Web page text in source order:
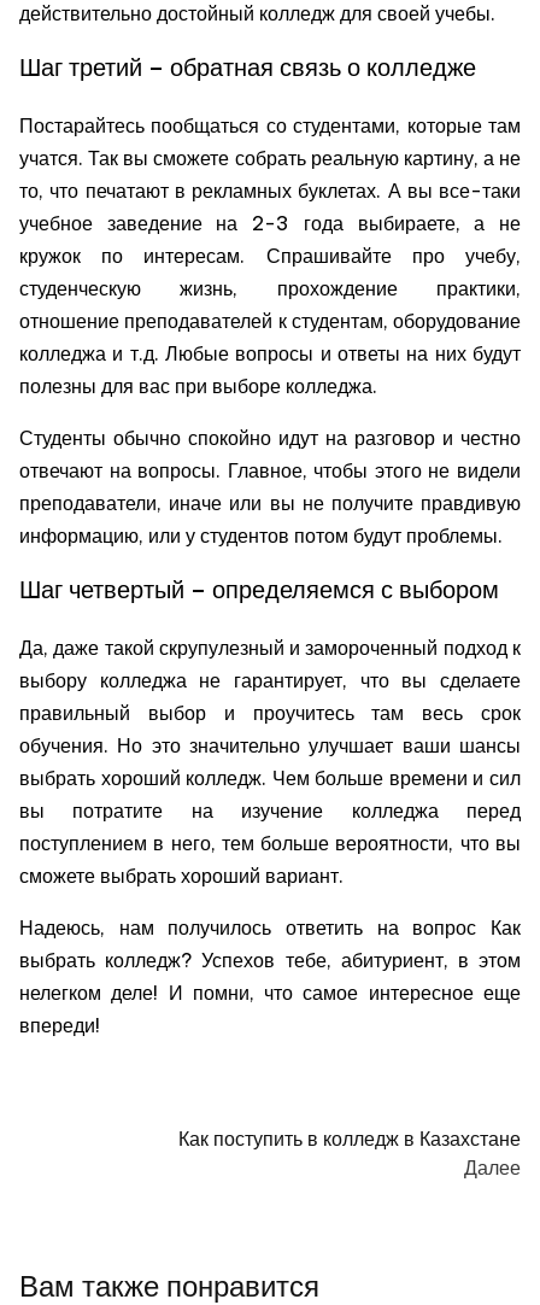
действительно достойный колледж для своей учебы.
Шаг третий – обратная связь о колледже
Постарайтесь пообщаться со студентами, которые там
учатся. Так вы сможете собрать реальную картину, а не
то, что печатают в рекламных буклетах. А вы все-таки
учебное заведение на 2-3 года выбираете, а не
кружок по интересам. Спрашивайте про учебу,
студенческую жизнь, прохождение практики,
отношение преподавателей к студентам, оборудование
колледжа и т.д. Любые вопросы и ответы на них будут
полезны для вас при выборе колледжа.
Студенты обычно спокойно идут на разговор и честно
отвечают на вопросы. Главное, чтобы этого не видели
преподаватели, иначе или вы не получите правдивую
информацию, или у студентов потом будут проблемы.
Шаг четвертый – определяемся с выбором
Да, даже такой скрупулезный и замороченный подход к
выбору колледжа не гарантирует, что вы сделаете
правильный выбор и проучитесь там весь срок
обучения. Но это значительно улучшает ваши шансы
выбрать хороший колледж. Чем больше времени и сил
вы потратите на изучение колледжа перед
поступлением в него, тем больше вероятности, что вы
сможете выбрать хороший вариант.
Надеюсь, нам получилось ответить на вопрос Как
выбрать колледж? Успехов тебе, абитуриент, в этом
нелегком деле! И помни, что самое интересное еще
впереди!
Как поступить в колледж в Казахстане
Далее
Вам также понравится